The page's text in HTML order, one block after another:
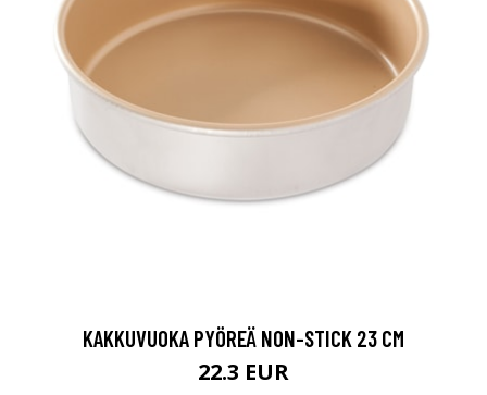
KAKKUVUOKA PYÖREÄ NON-STICK 23 CM
22.3 EUR